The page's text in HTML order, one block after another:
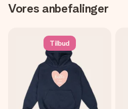
Vores anbefalinger
Tilbud